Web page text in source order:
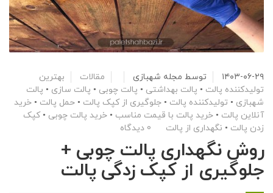
۱۴۰۳-۰۶-۲۹ توسط مجله شهبازی مقالات
بهترین
تولیدکننده پالت • پالت بهداشتی • پالت چوبی • پالت سازی • پالت
شهبازی • تولیدکننده پالت • جلوگیری از کپک پالت • حمل پالت • خرید
آنلاین پالت • خرید پالت با قیمت مناسب • خرید پالت چوبی •کپک
زدن پالت • نگهداری از پالت 0 دیدگاه
روش نگهداری پالت چوبی +
جلوگیری از کپک زدگی پالت